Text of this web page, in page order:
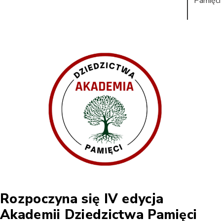
Rozpoczyna się IV edycja
Akademii Dziedzictwa Pamięci